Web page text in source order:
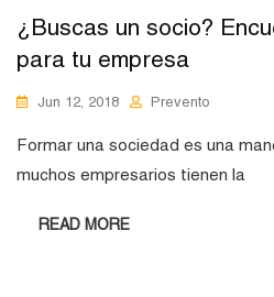
¿Buscas un socio?
para tu empresa
Jun 12, 2018 Prevento
Formar una sociedad es una
muchos empresarios tienen la
READ MORE